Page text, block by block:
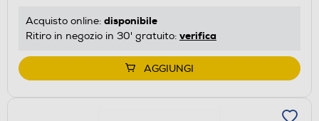
Acquisto online: disponibile
Ritiro in negozio in 30' gratuito: verifica
AGGIUNGI